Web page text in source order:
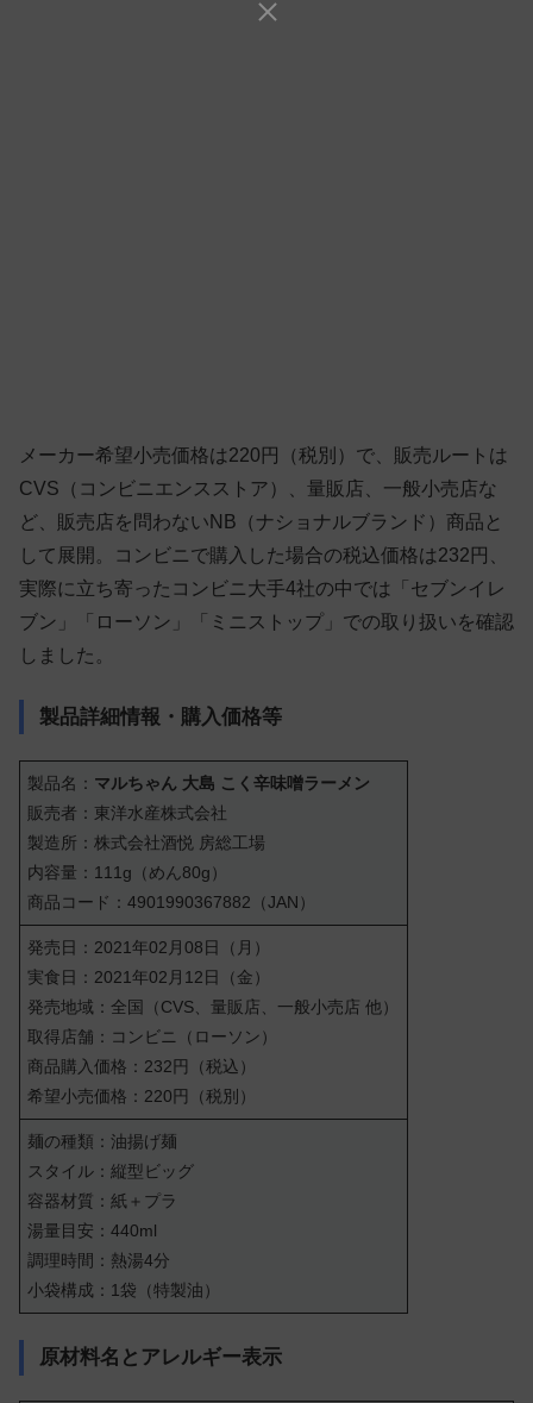
メーカー希望小売価格は220円（税別）で、販売ルートは
CVS（コンビニエンスストア）、量販店、一般小売店な
ど、販売店を問わないNB（ナショナルブランド）商品と
して展開。コンビニで購入した場合の税込価格は232円、
実際に立ち寄ったコンビニ大手4社の中では「セブンイレ
ブン」「ローソン」「ミニストップ」での取り扱いを確認
しました。
製品詳細情報・購入価格等
製品名： マルちゃん 大島 こく辛味噌ラーメン
販売者：東洋水産株式会社
製造所：株式会社酒悦 房総工場
内容量：111g（めん80g）
商品コード：4901990367882（JAN）
発売日：2021年02月08日（月）
実食日：2021年02月12日（金）
発売地域：全国（CVS、量販店、一般小売店 他）
取得店舗：コンビニ（ローソン）
商品購入価格：232円（税込）
希望小売価格：220円（税別）
麺の種類：油揚げ麺
スタイル：縦型ビッグ
容器材質：紙＋プラ
湯量目安：440ml
調理時間：熱湯4分
小袋構成：1袋（特製油）
原材料名とアレルギー表示